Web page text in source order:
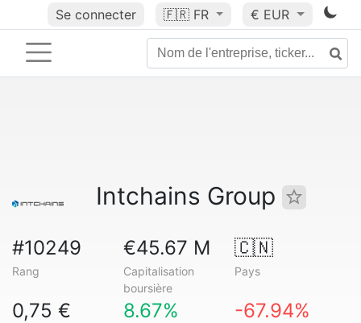
Se connecter 🇫🇷 FR € EUR
Intchains Group
#10249
Rang
€45.67 M
Capitalisation
boursière
🇨🇳
Pays
0,75 € 8.67% -67.94%